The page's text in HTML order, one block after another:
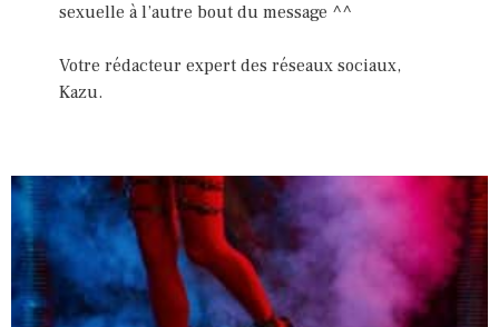
sexuelle à l’autre bout du message ^^
Votre rédacteur expert des réseaux sociaux,
Kazu.